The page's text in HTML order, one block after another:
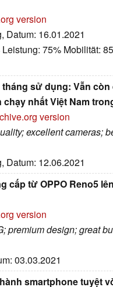
version
Datum: 16.01.2021
75% Mobilität:
sử dụng: Vẫn
nhất Việt Nam
version
excellent cameras;
Datum: 12.06.2021
cấp từ OPPO Reno5
version
premium design; great
03.03.2021
smartphone tuyệt